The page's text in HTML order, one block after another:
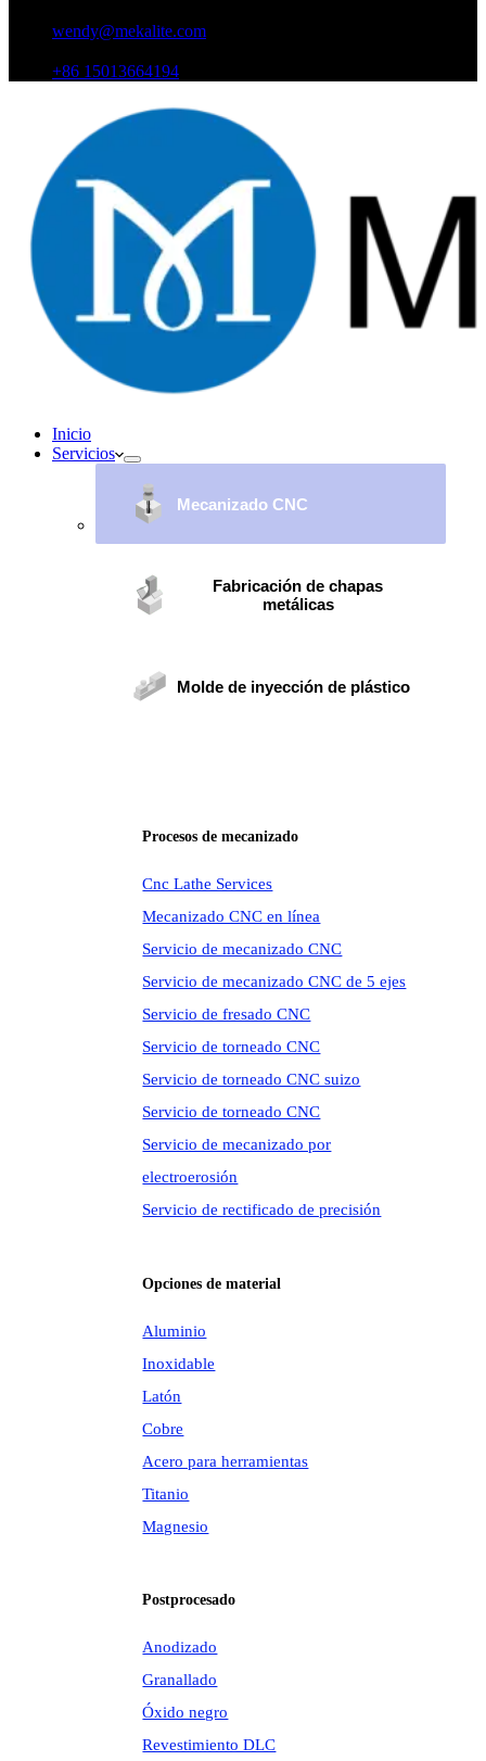
wendy@mekalite.com
+86 15013664194
Inicio
Servicios
Mecanizado CNC
Fabricación de chapas
metálicas
Molde de inyección de plástico
Procesos de mecanizado
Cnc Lathe Services
Mecanizado CNC en línea
Servicio de mecanizado CNC
Servicio de mecanizado CNC de 5 ejes
Servicio de fresado CNC
Servicio de torneado CNC
Servicio de torneado CNC suizo
Servicio de torneado CNC
Servicio de mecanizado por
electroerosión
Servicio de rectificado de precisión
Opciones de material
Aluminio
Inoxidable
Latón
Cobre
Acero para herramientas
Titanio
Magnesio
Postprocesado
Anodizado
Granallado
Óxido negro
Revestimiento DLC